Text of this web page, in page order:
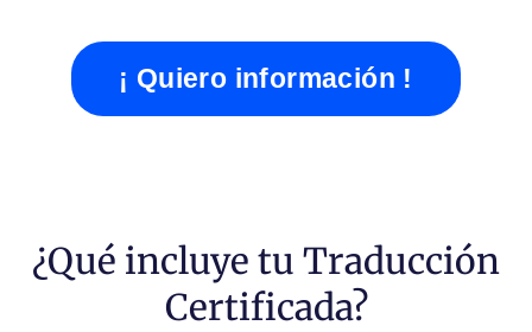
¡ Quiero información !
¿Qué incluye tu Traducción
Certificada?